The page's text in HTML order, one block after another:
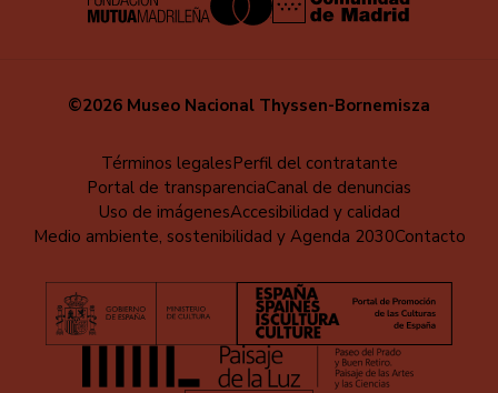
©2026 Museo Nacional Thyssen-Bornemisza
pie
Términos legalesPerfil del contratante
Portal de transparenciaCanal de denuncias
Uso de imágenesAccesibilidad y calidad
Medio ambiente, sostenibilidad y Agenda 2030Contacto